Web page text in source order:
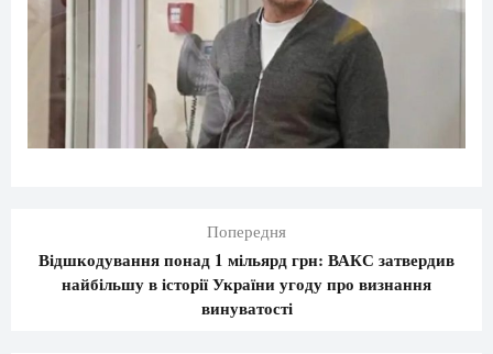
Попередня
Відшкодування понад 1 мільярд грн: ВАКС затвердив
найбільшу в історії України угоду про визнання
винуватості